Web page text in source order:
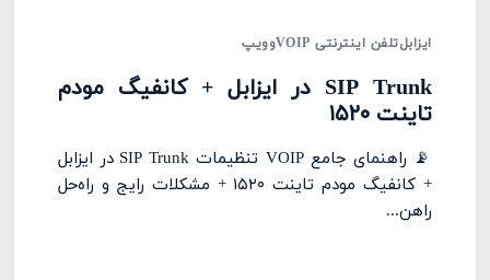
ایزابلتلفن اینترنتی VOIP وویپ
SIP Trunk در ایزابل + کانفیگ مودم
تاینت ۱۵۲۰
📡 راهنمای جامع VOIP تنظیمات SIP Trunk در ایزابل
+ کانفیگ مودم تاینت ۱۵۲۰ + مشکلات رایج و راه‌حل
راهن...